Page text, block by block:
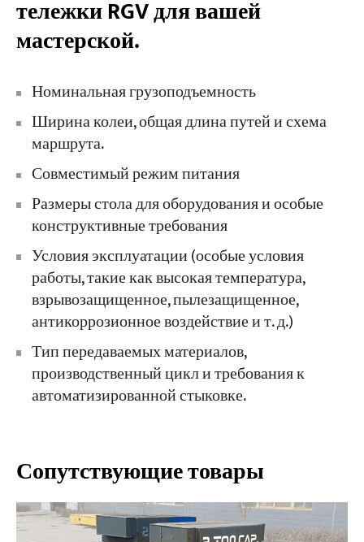
тележки RGV для вашей
мастерской.
Номинальная грузоподъемность
Ширина колеи, общая длина путей и схема
маршрута.
Совместимый режим питания
Размеры стола для оборудования и особые
конструктивные требования
Условия эксплуатации (особые условия
работы, такие как высокая температура,
взрывозащищенное, пылезащищенное,
антикоррозионное воздействие и т. д.)
Тип передаваемых материалов,
производственный цикл и требования к
автоматизированной стыковке.
Сопутствующие товары